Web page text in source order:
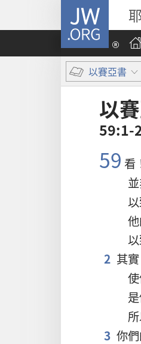
JW.ORG
以賽亞書
以
59:1-
59 看
他
2 其實
使
是
3 你們